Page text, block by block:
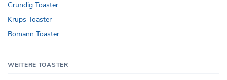
Grundig Toaster
Krups Toaster
Bomann Toaster
WEITERE TOASTER